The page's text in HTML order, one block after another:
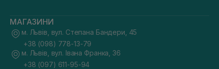
МАГАЗИНИ
м. Львів, вул. Степана Бандери, 45
+38 (098) 778-13-79
м. Львів, вул. Івана Франка, 36
+38 (097) 611-95-94